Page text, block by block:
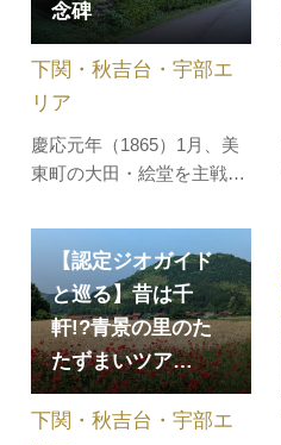
ります。 春には約200本の
桜が咲き並び、夜にはライ
トアップされ夜桜も楽し
め…
念碑
慶応元年（1865）1月、美
東町の大田・絵堂を主戦地
と、諸隊との戦いが始まり
ました。下関の功山寺で決
起した高杉晋作に呼応した
諸隊と、鎮圧しようとした
藩政府軍とが対峙し、10日
間の交戦で諸隊が勝利しま
川上の戦…
下関・秋吉台・宇部エ
リア
【認定ジオガイド
と巡る】昔は千
軒!?青景の里のた
たずまいツア…
下関・秋吉台・宇部エ